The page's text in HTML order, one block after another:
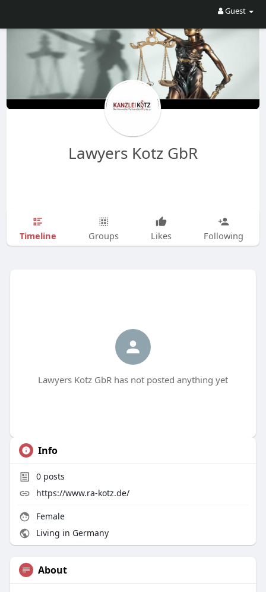
Guest
Lawyers Kotz GbR
Timeline Groups Likes Following
Lawyers Kotz GbR has not posted anything yet
Info
0posts
https://www.ra-kotz.de/
Female
Living in Germany
About